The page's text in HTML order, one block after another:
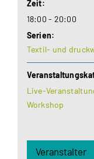
Zeit:
18:00 - 20:00
Serien:
Textil- und
Live-
Workshop
Veranstalter